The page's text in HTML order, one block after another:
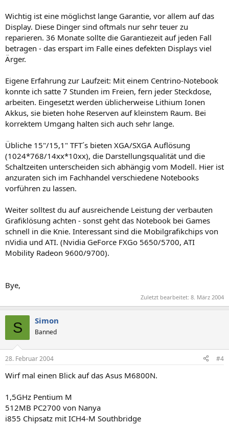
Wichtig ist eine möglichst lange Garantie, vor allem auf das
Display. Diese Dinger sind oftmals nur sehr teuer zu
reparieren. 36 Monate sollte die Garantiezeit auf jeden Fall
betragen - das erspart im Falle eines defekten Displays viel
Ärger.
Eigene Erfahrung zur Laufzeit: Mit einem Centrino-Notebook
konnte ich satte 7 Stunden im Freien, fern jeder Steckdose,
arbeiten. Eingesetzt werden üblicherweise Lithium Ionen
Akkus, sie bieten hohe Reserven auf kleinstem Raum. Bei
korrektem Umgang halten sich auch sehr lange.
Übliche 15"/15,1" TFT´s bieten XGA/SXGA Auflösung
(1024*768/14xx*10xx), die Darstellungsqualität und die
Schaltzeiten unterscheiden sich abhängig vom Modell. Hier ist
anzuraten sich im Fachhandel verschiedene Notebooks
vorführen zu lassen.
Weiter solltest du auf ausreichende Leistung der verbauten
Grafiklösung achten - sonst geht das Notebook bei Games
schnell in die Knie. Interessant sind die Mobilgrafikchips von
nVidia und ATI. (Nvidia GeForce FXGo 5650/5700, ATI
Mobility Radeon 9600/9700).
Bye,
Zuletzt bearbeitet: 8. März 2004
S Simon
Banned
28. Februar 2004 #4
Wirf mal einen Blick auf das Asus M6800N.
1,5GHz Pentium M
512MB PC2700 von Nanya
i855 Chipsatz mit ICH4-M Southbridge